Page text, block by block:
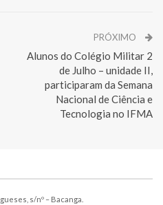
PRÓXIMO
Alunos do Colégio Militar 2
de Julho – unidade II,
participaram da Semana
Nacional de Ciência e
Tecnologia no IFMA
s/nº – Bacanga.